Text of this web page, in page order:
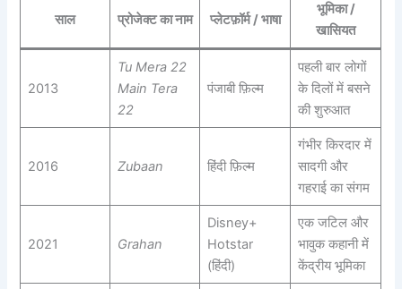
साल प्रोजेक्ट का नाम प्लेटफ़ॉर्म / भाषा
भूमिका /
खासियत
2013
Tu Mera 22
Main Tera
22
पंजाबी फ़िल्म
पहली बार लोगों
के दिलों में बसने
की शुरुआत
2016 Zubaan हिंदी फ़िल्म
गंभीर किरदार में
सादगी और
गहराई का संगम
2021 Grahan
Disney+
Hotstar
(हिंदी)
एक जटिल और
भावुक कहानी में
केंद्रीय भूमिका